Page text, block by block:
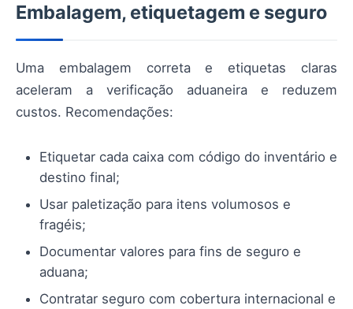
Embalagem, etiquetagem e seguro
Uma embalagem correta e etiquetas claras
aceleram a verificação aduaneira e reduzem
custos. Recomendações:
Etiquetar cada caixa com código do inventário e
destino final;
Usar paletização para itens volumosos e
fragéis;
Documentar valores para fins de seguro e
aduana;
Contratar seguro com cobertura internacional e